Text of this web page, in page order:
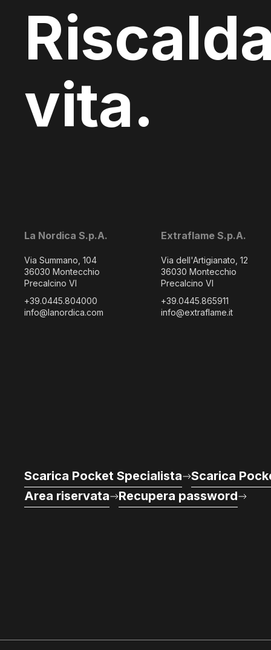
vita.
La Nordica S.p.A.
Via Summano, 104
36030 Montecchio
Precalcino VI
+39.0445.804000
info@lanordica.com
Extraflame S.p.A.
Via dell'Artigianato, 12
36030 Montecchio
Precalcino VI
+39.0445.865911
info@extraflame.it
Scarica Pocket Specialista
Scarica
Area riservata
Recupera password